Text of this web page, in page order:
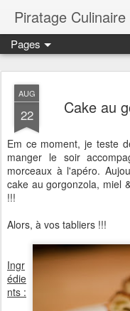
Piratage Culinaire
Pages
AUG
22 Cake au
Em ce moment, je teste
manger le soir
morceaux à l'apéro.
cake au gorgonzola, miel
!!!
Alors, à vos tabliers !!!
Ingr
édie
nts :